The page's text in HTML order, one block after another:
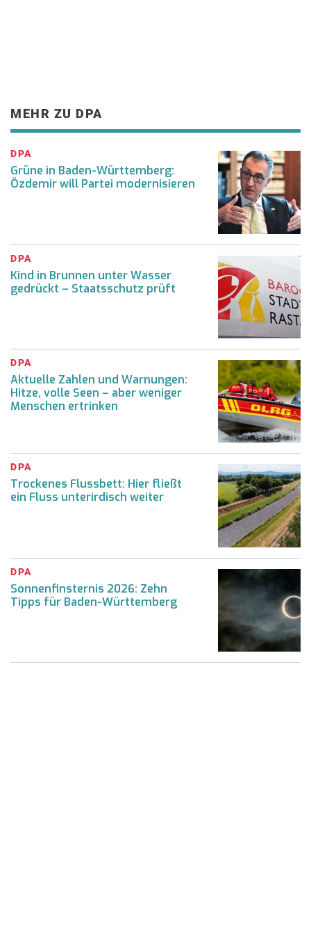
MEHR ZU DPA
DPA
Grüne in Baden-Württemberg:
Özdemir will Partei modernisieren
DPA
Kind in Brunnen unter Wasser
gedrückt – Staatsschutz prüft
DPA
Aktuelle Zahlen und Warnungen:
Hitze, volle Seen – aber weniger
Menschen ertrinken
DPA
Trockenes Flussbett: Hier fließt
ein Fluss unterirdisch weiter
DPA
Sonnenfinsternis 2026: Zehn
Tipps für Baden-Württemberg